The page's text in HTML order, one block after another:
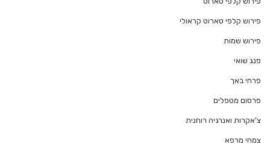
פירוש קלפי טארוט קראולי
פירוש שמות
פנג שואי
פרחי באך
פרסום מטפלים
צ'אקרות ואנרגיה רוחנית
צמחי מרפא